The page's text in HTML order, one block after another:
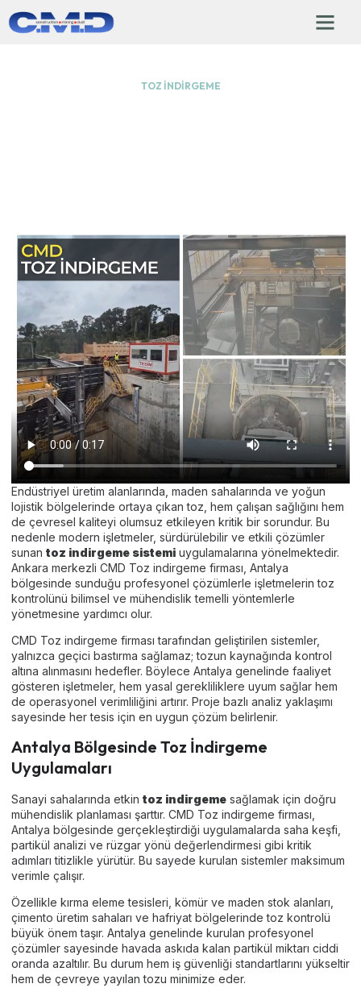
TOZ İNDIRGEME
Endüstriyel üretim alanlarında, maden sahalarında ve yoğun
lojistik bölgelerinde ortaya çıkan toz, hem çalışan sağlığını hem
de çevresel kaliteyi olumsuz etkileyen kritik bir sorundur. Bu
nedenle modern işletmeler, sürdürülebilir ve etkili çözümler
sunan toz indirgeme sistemi uygulamalarına yönelmektedir.
Ankara merkezli CMD Toz indirgeme firması, Antalya
bölgesinde sunduğu profesyonel çözümlerle işletmelerin toz
kontrolünü bilimsel ve mühendislik temelli yöntemlerle
yönetmesine yardımcı olur.
CMD Toz indirgeme firması tarafından geliştirilen sistemler,
yalnızca geçici bastırma sağlamaz; tozun kaynağında kontrol
altına alınmasını hedefler. Böylece Antalya genelinde faaliyet
gösteren işletmeler, hem yasal gerekliliklere uyum sağlar hem
de operasyonel verimliliğini artırır. Proje bazlı analiz yaklaşımı
sayesinde her tesis için en uygun çözüm belirlenir.
Antalya Bölgesinde Toz İndirgeme
Uygulamaları
Sanayi sahalarında etkin toz indirgeme sağlamak için doğru
mühendislik planlaması şarttır. CMD Toz indirgeme firması,
Antalya bölgesinde gerçekleştirdiği uygulamalarda saha keşfi,
partikül analizi ve rüzgar yönü değerlendirmesi gibi kritik
adımları titizlikle yürütür. Bu sayede kurulan sistemler maksimum
verimle çalışır.
Özellikle kırma eleme tesisleri, kömür ve maden stok alanları,
çimento üretim sahaları ve hafriyat bölgelerinde toz kontrolü
büyük önem taşır. Antalya genelinde kurulan profesyonel
çözümler sayesinde havada askıda kalan partikül miktarı ciddi
oranda azaltılır. Bu durum hem iş güvenliği standartlarını yükseltir
hem de çevreye yayılan tozu minimize eder.